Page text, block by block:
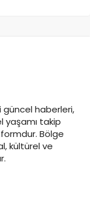
güncel haberleri,
yaşamı takip
Bölge
kültürel ve